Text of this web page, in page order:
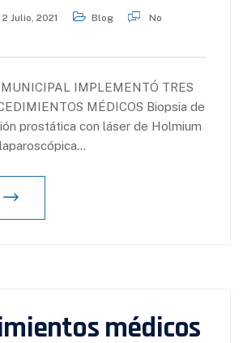
2 Julio, 2021 Blog
No
IMPLEMENTÓ TRES
MÉDICOS Biopsia de
prostática con láser de Holmium
médicos